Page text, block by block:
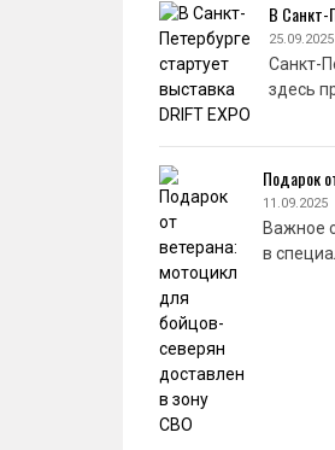
В Санкт-
25.09.2025
Санкт-
здесь
Подарок
11.09.2025
Важное
в